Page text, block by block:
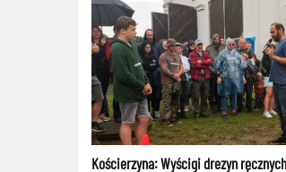
Kościerzyna: Wyścigi drezyn